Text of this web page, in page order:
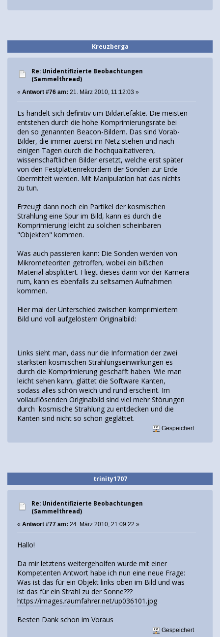
Kreuzberga
Re: Unidentifizierte Beobachtungen
(Sammelthread)
« Antwort #76 am: 21. März 2010, 11:12:03 »
Es handelt sich definitiv um Bildartefakte. Die meisten
entstehen durch die hohe Komprimierungsrate bei
den so genannten Beacon-Bildern. Das sind Vorab-
Bilder, die immer zuerst im Netz stehen und nach
einigen Tagen durch die hochqualitativeren,
wissenschaftlichen Bilder ersetzt, welche erst später
von den Festplattenrekordern der Sonden zur Erde
übermittelt werden. Mit Manipulation hat das nichts
zu tun.
Erzeugt dann noch ein Partikel der kosmischen
Strahlung eine Spur im Bild, kann es durch die
Komprimierung leicht zu solchen scheinbaren
"Objekten" kommen.
Was auch passieren kann: Die Sonden werden von
Mikrometeoriten getroffen, wobei ein bißchen
Material absplittert. Fliegt dieses dann vor der Kamera
rum, kann es ebenfalls zu seltsamen Aufnahmen
kommen.
Hier mal der Unterschied zwischen komprimiertem
Bild und voll aufgelöstem Originalbild:
Links sieht man, dass nur die Information der zwei
stärksten kosmischen Strahlungseinwirkungen es
durch die Komprimierung geschafft haben. Wie man
leicht sehen kann, glättet die Software Kanten,
sodass alles schön weich und rund erscheint. Im
vollauflösenden Originalbild sind viel mehr Störungen
durch kosmische Strahlung zu entdecken und die
Kanten sind nicht so schön geglättet.
Gespeichert
trinity1707
Re: Unidentifizierte Beobachtungen
(Sammelthread)
« Antwort #77 am: 24. März 2010, 21:09:22 »
Hallo!
Da mir letztens weitergeholfen wurde mit einer
Kompetenten Antwort habe ich nun eine neue Frage:
Was ist das für ein Objekt links oben im Bild und was
ist das für ein Strahl zu der Sonne???
https://images.raumfahrer.net/up036101.jpg
Besten Dank schon im Voraus
Gespeichert